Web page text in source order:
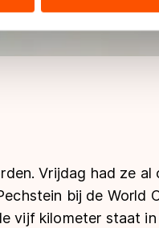
de EU, zoals de VS,
klikken, stemt u in met
Vrijdag had ze al
bij de World
vijf kilometer staat in